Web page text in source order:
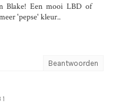
Blake! Een mooi LBD of
'pepse' kleur..
Beantwoorden